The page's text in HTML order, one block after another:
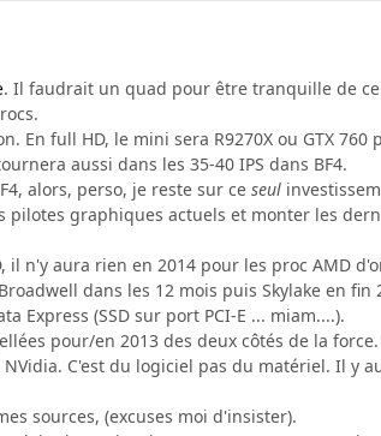
. Il faudrait un quad pour être tranquille de
En full HD, le mini sera R9270X ou GTX
aussi dans les 35-40 IPS dans BF4.
alors, perso, je reste sur ce seul
graphiques actuels et monter les
il n'y aura rien en 2014 pour les proc AMD
dans les 12 mois puis Skylake en
Express (SSD sur port PCI-E ... miam....).
pour/en 2013 des deux côtés de la
C'est du logiciel pas du matériel. Il y
sources, (excuses moi d'insister).